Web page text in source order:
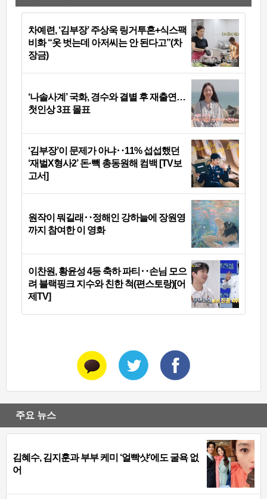
차예련, ‘김부장’ 주상욱 링거투혼+식스팩
비화 “옷 벗는데 아저씨는 안 된다고”(차
장금)
‘나솔사계’ 국화, 경수와 결별 후 재출연…
첫인상 3표 몰표
‘김부장’이 문제가 아냐‥11% 섭섭했던
‘재벌X형사2’ 돈·빽 총동원해 컴백 [TV보
고서]
원작이 뭐길래‥정해인 강하늘에 장원영
까지 참여한 이 영화
이찬원, 황윤성 4등 축하 파티‥손님 모으
려 블랙핑크 지수와 친한 척(편스토랑)[어
제TV]
주요 뉴스
김혜수, 김지훈과 부부 케미 ‘얼빡샷’에도 굴욕 없
어